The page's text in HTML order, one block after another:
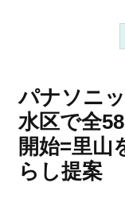
パナソニ
水区で全
開始=里山
らし提案